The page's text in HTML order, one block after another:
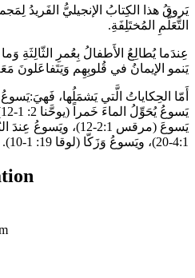
يَروقُ هذا الكِتابُ الإنجيليُّ الفَريدُ
التَّعَلُّمِ المُختَلِفَةِ.
عِندَما يُطالِعُ الأَطفالُ بِعُمرِ الثّالِثَةِ
يَنمو الإيمانُ في قُلوبِهِم وَيَتَفاعَلونَ
يَسوعَ (مرقس 2:1-12)،
4:1-20)، ويَسوعُ وَزَكّا (لوقا 19: 1-10).